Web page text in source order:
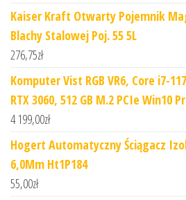
Kaiser Kraft Otwarty Pojemnik
Blachy Stalowej Poj. 55 5L
276,75zł
Komputer Vist RGB VR6, Core i7-
RTX 3060, 512 GB M.2 PCIe Win10
4 199,00zł
Hogert Automatyczny Ściągacz
6,0Mm Ht1P184
55,00zł